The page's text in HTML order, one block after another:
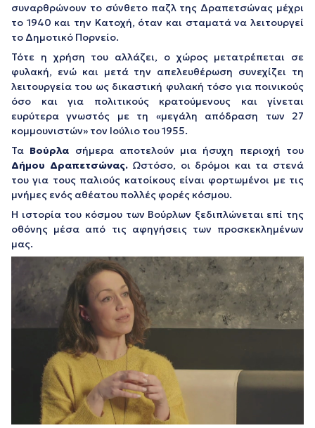
συναρθρώνουν το σύνθετο παζλ της Δραπετσώνας μέχρι
το 1940 και την Κατοχή, όταν και σταματά να λειτουργεί
το Δημοτικό Πορνείο.
Τότε η χρήση του αλλάζει, ο χώρος μετατρέπεται σε
φυλακή, ενώ και μετά την απελευθέρωση συνεχίζει τη
λειτουργεία του ως δικαστική φυλακή τόσο για ποινικούς
όσο και για πολιτικούς κρατούμενους και γίνεται
ευρύτερα γνωστός με τη «μεγάλη απόδραση των 27
κομμουνιστών» τον Ιούλιο του 1955.
Τα Βούρλα σήμερα αποτελούν μια ήσυχη περιοχή του
Δήμου Δραπετσώνας.Ωστόσο, οι δρόμοι και τα στενά
του για τους παλιούς κατοίκους είναι φορτωμένοι με τις
μνήμες ενός αθέατου πολλές φορές κόσμου.
Η ιστορία του κόσμου των Βούρλων ξεδιπλώνεται επί της
οθόνης μέσα από τις αφηγήσεις των προσκεκλημένων
μας.